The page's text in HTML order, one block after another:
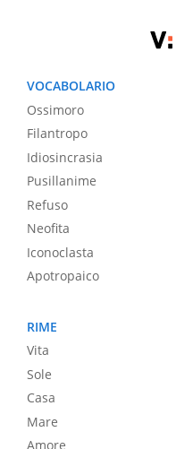
VOCABOLARIO
Ossimoro
Filantropo
Idiosincrasia
Pusillanime
Refuso
Neofita
Iconoclasta
Apotropaico
RIME
Vita
Sole
Casa
Mare
Amore